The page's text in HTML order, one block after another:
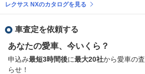
レクサス NXのカタログを見る
車査定を依頼する
あなたの愛車、今いくら？
申込み最短3時間後に最大20社から愛車の
らせ！